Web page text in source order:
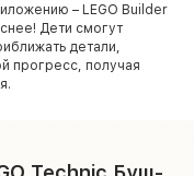
– LEGO Builder
Дети смогут
детали,
прогресс, получая